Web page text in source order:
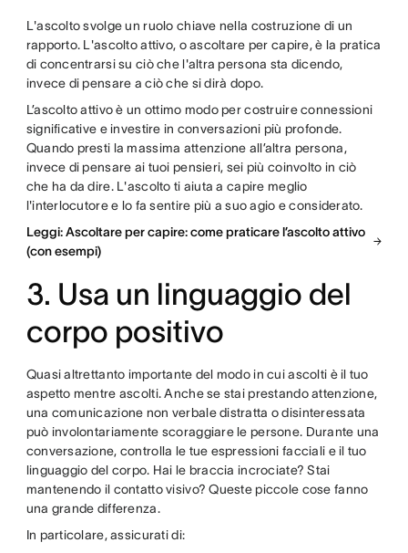
L'ascolto svolge un ruolo chiave nella costruzione di un
rapporto. L'ascolto attivo, o ascoltare per capire, è la pratica
di concentrarsi su ciò che l'altra persona sta dicendo,
invece di pensare a ciò che si dirà dopo.
L’ascolto attivo è un ottimo modo per costruire connessioni
significative e investire in conversazioni più profonde.
Quando presti la massima attenzione all’altra persona,
invece di pensare ai tuoi pensieri, sei più coinvolto in ciò
che ha da dire. L'ascolto ti aiuta a capire meglio
l'interlocutore e lo fa sentire più a suo agio e considerato.
Leggi: Ascoltare per capire: come praticare l’ascolto attivo
(con esempi)
3. Usa un linguaggio del
corpo positivo
Quasi altrettanto importante del modo in cui ascolti è il tuo
aspetto mentre ascolti. Anche se stai prestando attenzione,
una comunicazione non verbale distratta o disinteressata
può involontariamente scoraggiare le persone. Durante una
conversazione, controlla le tue espressioni facciali e il tuo
linguaggio del corpo. Hai le braccia incrociate? Stai
mantenendo il contatto visivo? Queste piccole cose fanno
una grande differenza.
In particolare, assicurati di: